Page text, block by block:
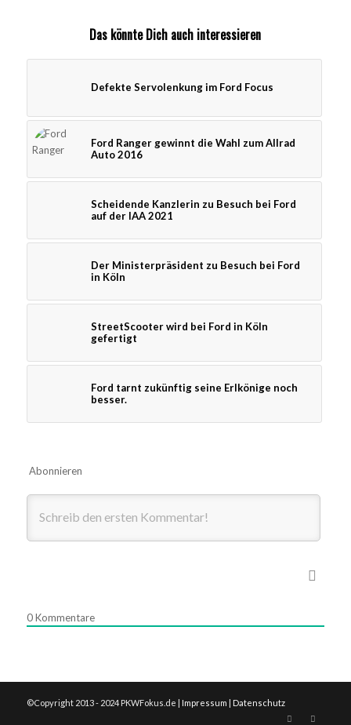
Das könnte Dich auch interessieren
Defekte Servolenkung im Ford Focus
Ford Ranger gewinnt die Wahl zum Allrad
Auto 2016
Scheidende Kanzlerin zu Besuch bei Ford
auf der IAA 2021
Der Ministerpräsident zu Besuch bei Ford
in Köln
StreetScooter wird bei Ford in Köln
gefertigt
Ford tarnt zukünftig seine Erlkönige noch
besser.
Abonnieren
0Kommentare
©Copyright 2013 - 2024 PKWFokus.de | Impressum Datenschutz